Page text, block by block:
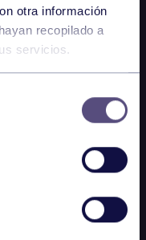
otra información
recopilado a
servicios.